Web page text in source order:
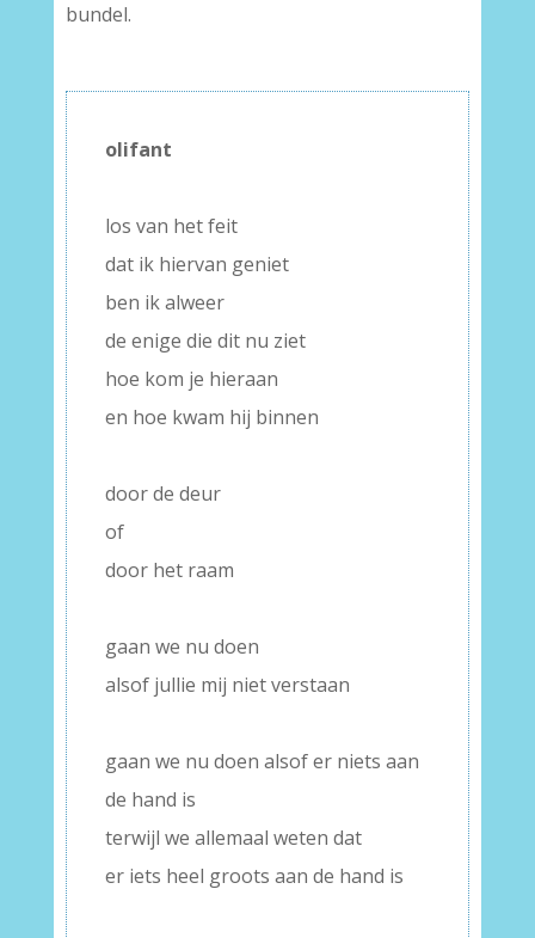
bundel.
olifant
los van het feit
dat ik hiervan geniet
ben ik alweer
de enige die dit nu ziet
hoe kom je hieraan
en hoe kwam hij binnen
door de deur
of
door het raam
gaan we nu doen
alsof jullie mij niet verstaan
gaan we nu doen alsof er niets aan
de hand is
terwijl we allemaal weten dat
er iets heel groots aan de hand is